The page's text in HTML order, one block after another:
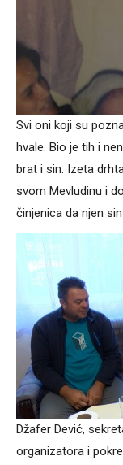
Svi oni koji su
hvale. Bio je tih i
brat i sin. Izeta
svom Mevludinu i
činjenica da njen
Džafer Dević,
organizatora i